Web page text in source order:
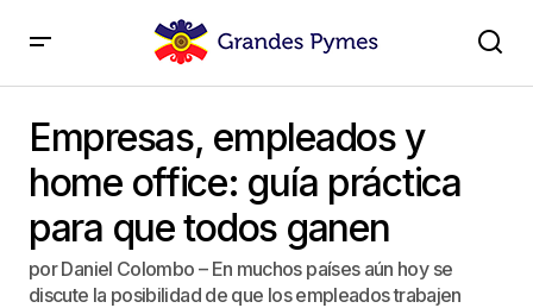
Empresas, empleados y
home office: guía práctica
para que todos ganen
por Daniel Colombo – En muchos países aún hoy se
discute la posibilidad de que los empleados trabajen